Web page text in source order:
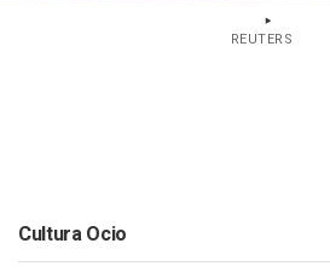
REUTERS
Cultura Ocio